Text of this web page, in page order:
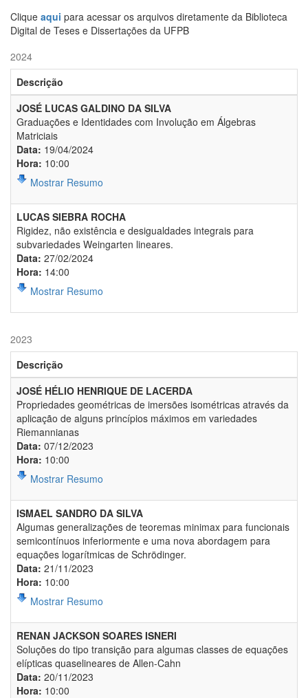
Clique aqui para acessar os arquivos diretamente da Biblioteca
Digital de Teses e Dissertações da UFPB
2024
Descrição
JOSÉ LUCAS GALDINO DA SILVA
Graduações e Identidades com Involução em Álgebras
Matriciais
Data: 19/04/2024
Hora: 10:00
Mostrar Resumo
LUCAS SIEBRA ROCHA
Rigidez, não existência e desigualdades integrais para
subvariedades Weingarten lineares.
Data: 27/02/2024
Hora: 14:00
Mostrar Resumo
2023
Descrição
JOSÉ HÉLIO HENRIQUE DE LACERDA
Propriedades geométricas de imersões isométricas através da
aplicação de alguns princípios máximos em variedades
Riemannianas
Data: 07/12/2023
Hora: 10:00
Mostrar Resumo
ISMAEL SANDRO DA SILVA
Algumas generalizações de teoremas minimax para funcionais
semicontínuos inferiormente e uma nova abordagem para
equações logarítmicas de Schrödinger.
Data: 21/11/2023
Hora: 10:00
Mostrar Resumo
RENAN JACKSON SOARES ISNERI
Soluções do tipo transição para algumas classes de equações
elípticas quaselineares de Allen-Cahn
Data: 20/11/2023
Hora: 10:00